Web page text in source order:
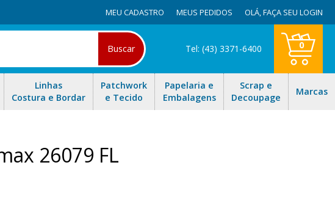
MEU CADASTRO MEUS PEDIDOS OLÁ,FAÇA SEU LOGIN
Buscar Tel: (43) 3371-6400 0
Linhas
Costura e Bordar
Patchwork
e Tecido
Papelaria e
Embalagens
Scrap e
Decoupage
Marcas
26079 FL